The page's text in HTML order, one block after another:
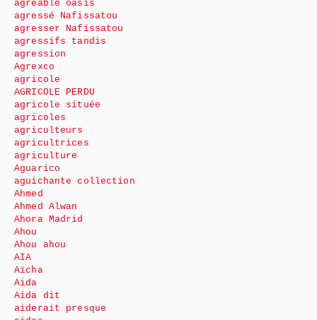
agréable oasis
agressé Nafissatou
agresser Nafissatou
agressifs tandis
agression
Agrexco
agricole
AGRICOLE PERDU
agricole située
agricoles
agriculteurs
agricultrices
agriculture
Aguarico
aguichante collection
Ahmed
Ahmed Alwan
Ahora Madrid
Ahou
Ahou ahou
AIA
Aïcha
Aida
Aida dit
aiderait presque